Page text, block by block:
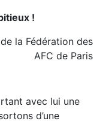
!
la Fédération des
AFC de Paris
avec lui une
d’une